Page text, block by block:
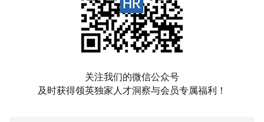
关注我们的微信公众号
及时获得领英独家人才洞察与会员专属福利！